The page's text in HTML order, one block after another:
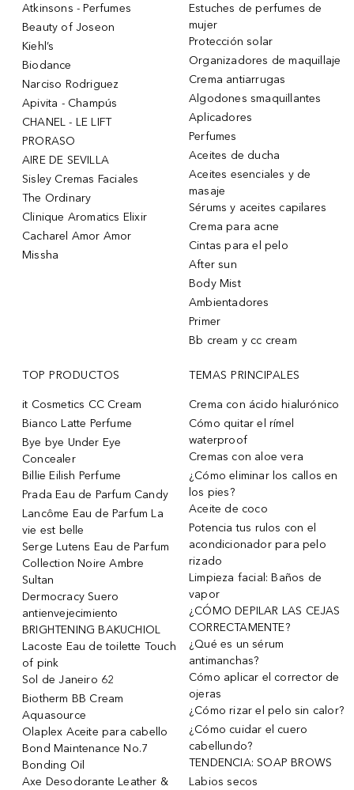
Atkinsons - Perfumes
Beauty of Joseon
Kiehl’s
Biodance
Narciso Rodriguez
Apivita - Champús
CHANEL - LE LIFT
PRORASO
AIRE DE SEVILLA
Sisley Cremas Faciales
The Ordinary
Clinique Aromatics Elixir
Cacharel Amor Amor
Missha
Estuches de perfumes de
mujer
Protección solar
Organizadores de maquillaje
Crema antiarrugas
Algodones smaquillantes
Aplicadores
Perfumes
Aceites de ducha
Aceites esenciales y de
masaje
Sérums y aceites capilares
Crema para acne
Cintas para el pelo
After sun
Body Mist
Ambientadores
Primer
Bb cream y cc cream
TOP PRODUCTOS
it Cosmetics CC Cream
Bianco Latte Perfume
Bye bye Under Eye
Concealer
Billie Eilish Perfume
Prada Eau de Parfum Candy
Lancôme Eau de Parfum La
vie est belle
Serge Lutens Eau de Parfum
Collection Noire Ambre
Sultan
Dermocracy Suero
antienvejecimiento
BRIGHTENING BAKUCHIOL
Lacoste Eau de toilette Touch
of pink
Sol de Janeiro 62
Biotherm BB Cream
Aquasource
Olaplex Aceite para cabello
Bond Maintenance No.7
Bonding Oil
Axe Desodorante Leather &
TEMAS PRINCIPALES
Crema con ácido hialurónico
Cómo quitar el rímel
waterproof
Cremas con aloe vera
¿Cómo eliminar los callos en
los pies?
Aceite de coco
Potencia tus rulos con el
acondicionador para pelo
rizado
Limpieza facial: Baños de
vapor
¿CÓMO DEPILAR LAS CEJAS
CORRECTAMENTE?
¿Qué es un sérum
antimanchas?
Cómo aplicar el corrector de
ojeras
¿Cómo rizar el pelo sin calor?
¿Cómo cuidar el cuero
cabellundo?
TENDENCIA: SOAP BROWS
Labios secos